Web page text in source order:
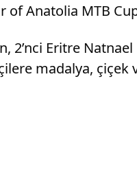
of Anatolia MTB
2’nci Eritre
madalya, çiçek